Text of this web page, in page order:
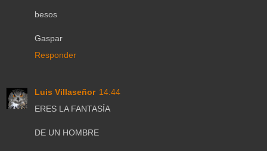
besos
Gaspar
Responder
Luis Villaseñor 14:44
ERES LA FANTASÍA
DE UN HOMBRE